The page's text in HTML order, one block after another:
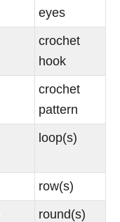
eyes
crochet
hook
crochet
pattern
loop(s)
row(s)
round(s)